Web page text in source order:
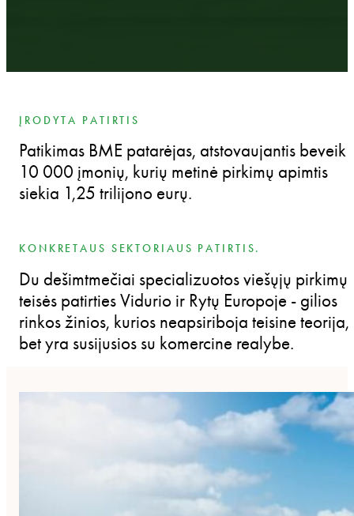
ĮRODYTA PATIRTIS
Patikimas BME patarėjas, atstovaujantis beveik
10 000 įmonių, kurių metinė pirkimų apimtis
siekia 1,25 trilijono eurų.
KONKRETAUS SEKTORIAUS PATIRTIS.
Du dešimtmečiai specializuotos viešųjų pirkimų
teisės patirties Vidurio ir Rytų Europoje - gilios
rinkos žinios, kurios neapsiriboja teisine teorija,
bet yra susijusios su komercine realybe.